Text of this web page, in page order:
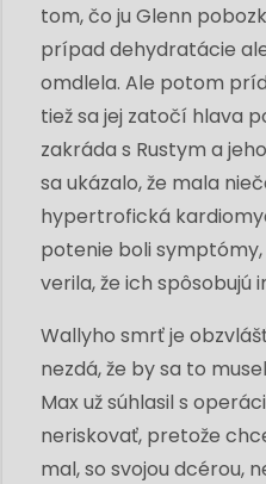
tom, čo ju Glenn
prípad dehydratácie
omdlela. Ale potom
tiež sa jej zatočí hlava
zakráda s Rustym a
sa ukázalo, že mala
hypertrofická
potenie boli
verila, že ich spôsobujú
Wallyho smrť je
nezdá, že by sa to
Max už súhlasil s
neriskovať, pretože
mal, so svojou dcérou,